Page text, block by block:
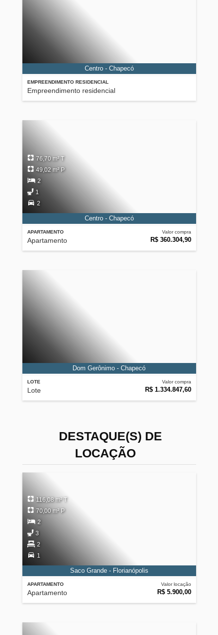
EMPREENDIMENTO RESIDENCIAL
Empreendimento residencial
Centro - Chapecó
APARTAMENTO
Apartamento
Valor compra
R$ 360.304,90
76,70 m² T
49,02 m² P
2
1
2
Centro - Chapecó
LOTE
Lote
Valor compra
R$ 1.334.847,60
Dom Gerônimo - Chapecó
DESTAQUE(S) DE
LOCAÇÃO
APARTAMENTO
Apartamento
Valor locação
R$ 5.900,00
116,08 m² T
70,00 m² P
2
3
2
1
Saco Grande - Florianópolis